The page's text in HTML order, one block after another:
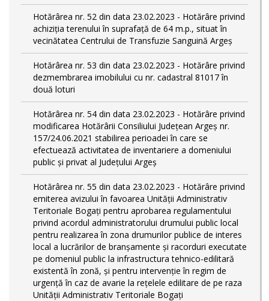
Hotărârea nr. 52 din data 23.02.2023 - Hotărâre privind
achiziția terenului în suprafață de 64 m.p., situat în
vecinătatea Centrului de Transfuzie Sanguină Argeș
Hotărârea nr. 53 din data 23.02.2023 - Hotărâre privind
dezmembrarea imobilului cu nr. cadastral 81017 în
două loturi
Hotărârea nr. 54 din data 23.02.2023 - Hotărâre privind
modificarea Hotărârii Consiliului Județean Argeș nr.
157/24.06.2021 stabilirea perioadei în care se
efectuează activitatea de inventariere a domeniului
public şi privat al Judeţului Argeş
Hotărârea nr. 55 din data 23.02.2023 - Hotărâre privind
emiterea avizului în favoarea Unității Administrativ
Teritoriale Bogați pentru aprobarea regulamentului
privind acordul administratorului drumului public local
pentru realizarea în zona drumurilor publice de interes
local a lucrărilor de branșamente și racorduri executate
pe domeniul public la infrastructura tehnico-edilitară
existentă în zonă, și pentru intervenție în regim de
urgență în caz de avarie la rețelele edilitare de pe raza
Unității Administrativ Teritoriale Bogați